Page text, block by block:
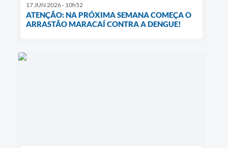
17 JUN 2026 - 10h52
ATENÇÃO: NA PRÓXIMA SEMANA COMEÇA O
ARRASTÃO MARACAÍ CONTRA A DENGUE!